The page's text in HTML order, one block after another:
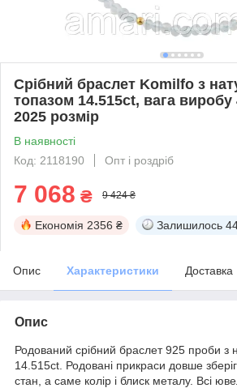
Срібний браслет Komilfo з
топазом 14.515ct, вага виробу
2025 розмір
В наявності
Код: 2118190
Опт і роздріб
7 068 ₴ 9 424 ₴
Економія 2356 ₴ Залишилось
Опис Характеристики Доставка
Опис
Родований срібний браслет 925 проби з
14.515ct. Родовані прикраси довше
стан, а саме колір і блиск металу. Всі